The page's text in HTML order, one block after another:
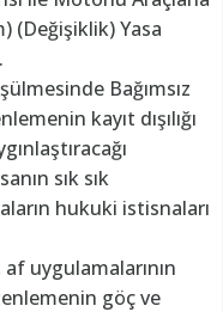
(Değişiklik) Yasa
Bağımsız
kayıt dışılığı
sık sık
hukuki istisnaları
uygulamalarının
göç ve